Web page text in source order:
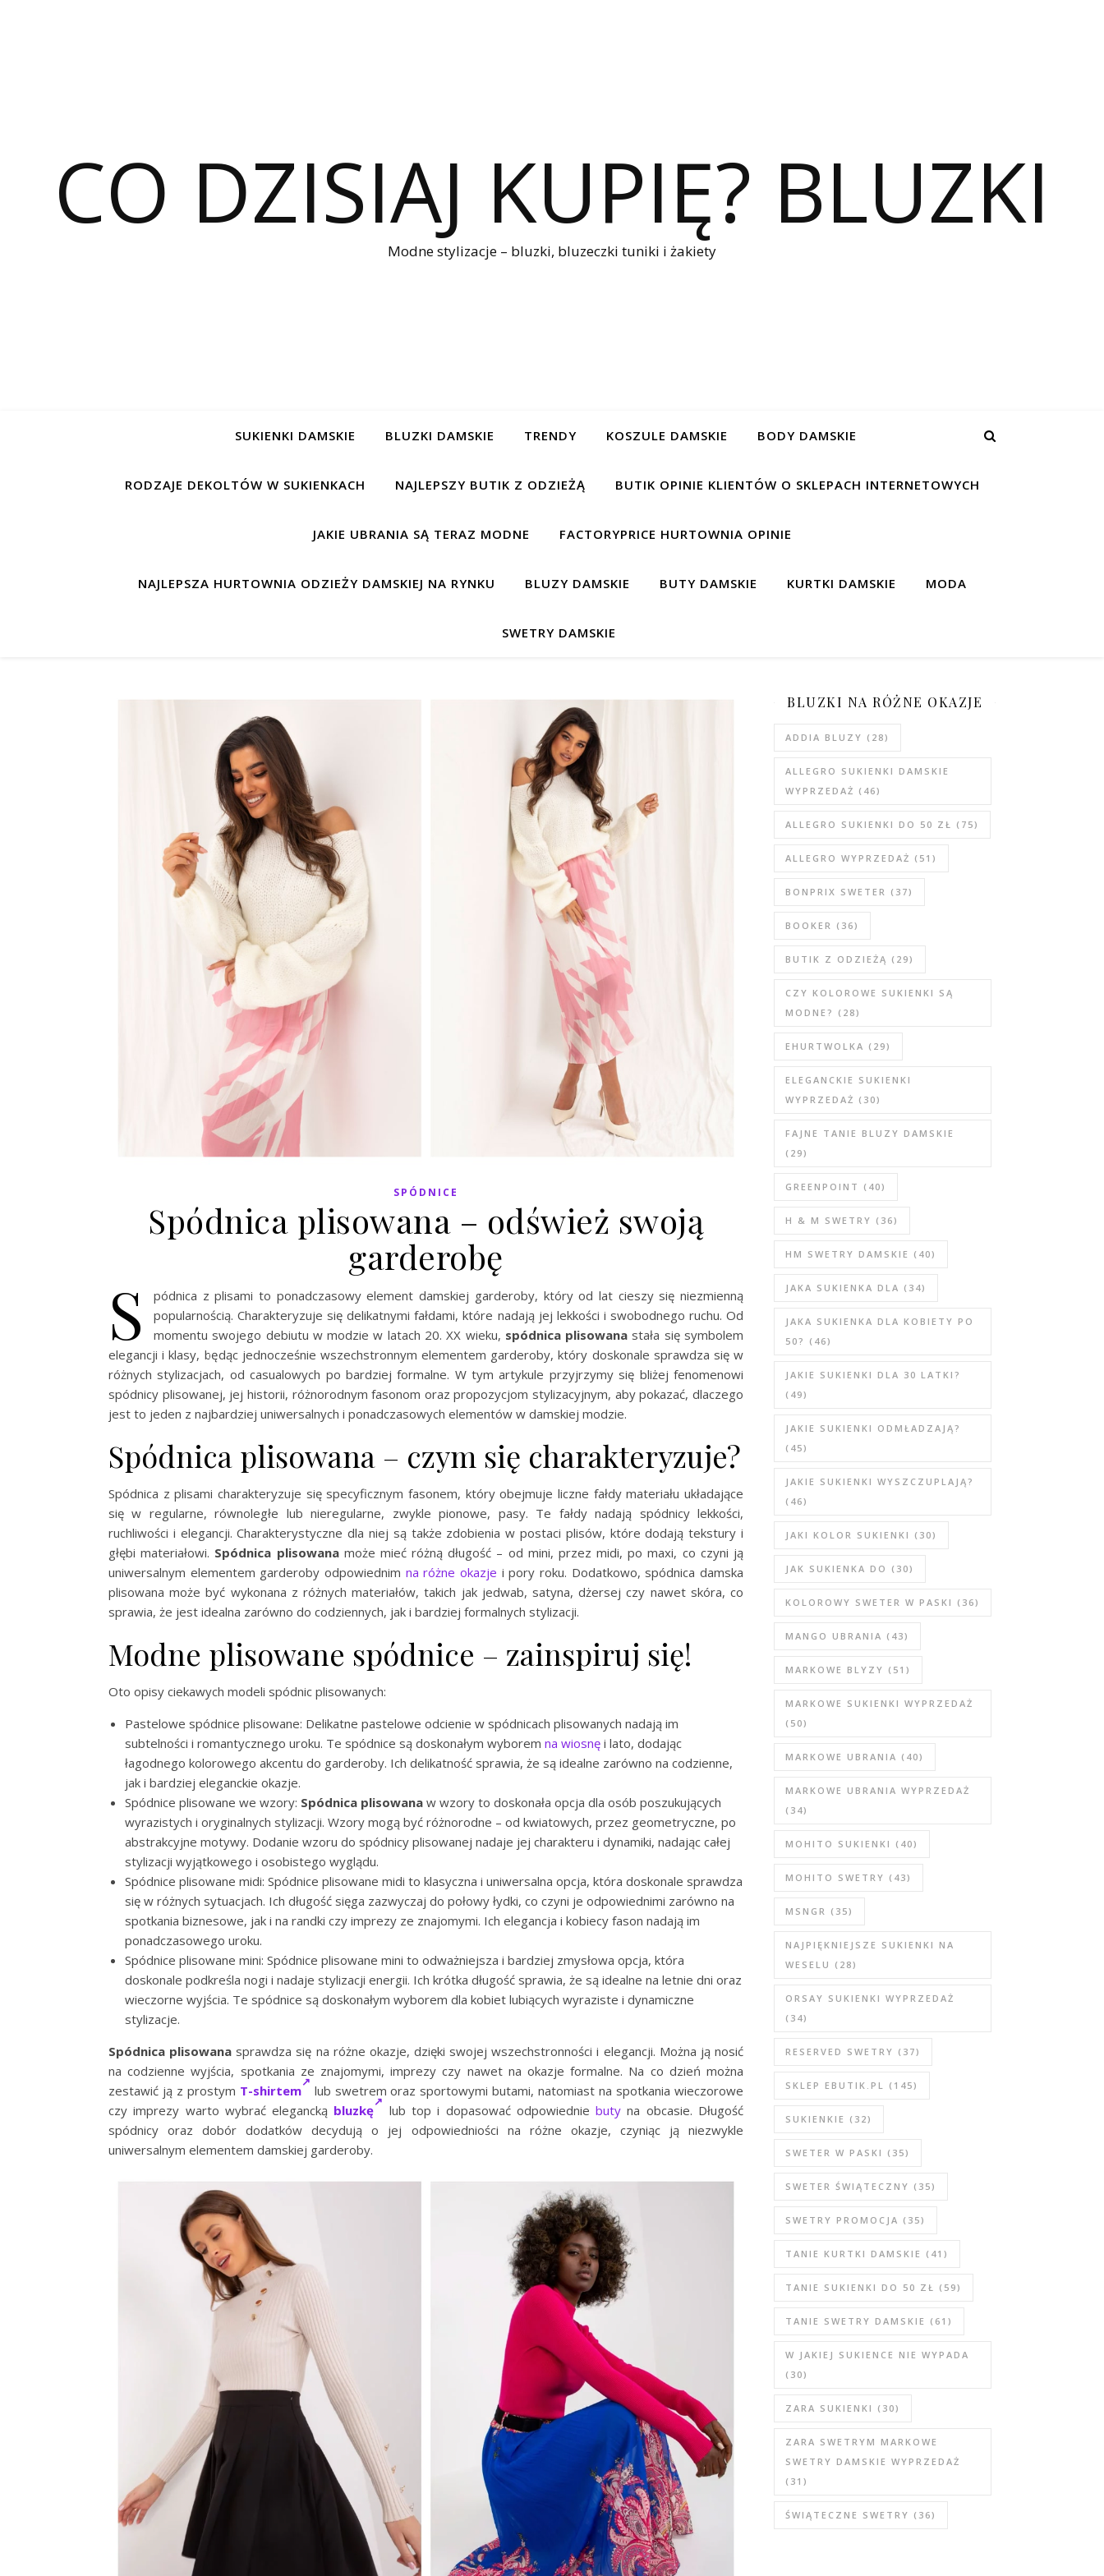
CO DZISIAJ KUPIĘ? BLUZKI
Modne stylizacje – bluzki, bluzeczki tuniki i żakiety
SUKIENKI DAMSKIE BLUZKI DAMSKIE TRENDY KOSZULE DAMSKIE BODY DAMSKIE
RODZAJE DEKOLTÓW W SUKIENKACH NAJLEPSZY BUTIK Z ODZIEŻĄ BUTIK OPINIE KLIENTÓW O SKLEPACH INTERNETOWYCH
JAKIE UBRANIA SĄ TERAZ MODNE FACTORYPRICE HURTOWNIA OPINIE
NAJLEPSZA HURTOWNIA ODZIEŻY DAMSKIEJ NA RYNKU BLUZY DAMSKIE BUTY DAMSKIE KURTKI DAMSKIE MODA
SWETRY DAMSKIE
SPÓDNICE
Spódnica plisowana – odśwież swoją
garderobę
S
pódnica z plisami to ponadczasowy element damskiej garderoby, który od lat cieszy się niezmienną
popularnością. Charakteryzuje się delikatnymi fałdami, które nadają jej lekkości i swobodnego ruchu. Od
momentu swojego debiutu w modzie w latach 20. XX wieku, spódnica plisowana stała się symbolem
elegancji i klasy, będąc jednocześnie wszechstronnym elementem garderoby, który doskonale sprawdza się w
różnych stylizacjach, od casualowych po bardziej formalne. W tym artykule przyjrzymy się bliżej fenomenowi
spódnicy plisowanej, jej historii, różnorodnym fasonom oraz propozycjom stylizacyjnym, aby pokazać, dlaczego
jest to jeden z najbardziej uniwersalnych i ponadczasowych elementów w damskiej modzie.
Spódnica plisowana – czym się charakteryzuje?
Spódnica z plisami charakteryzuje się specyficznym fasonem, który obejmuje liczne fałdy materiału układające
się w regularne, równoległe lub nieregularne, zwykle pionowe, pasy. Te fałdy nadają spódnicy lekkości,
ruchliwości i elegancji. Charakterystyczne dla niej są także zdobienia w postaci plisów, które dodają tekstury i
głębi materiałowi. Spódnica plisowanamoże mieć różną długość – od mini, przez midi, po maxi, co czyni ją
uniwersalnym elementem garderoby odpowiednim na różne okazje i pory roku. Dodatkowo, spódnica damska
plisowana może być wykonana z różnych materiałów, takich jak jedwab, satyna, dżersej czy nawet skóra, co
sprawia, że jest idealna zarówno do codziennych, jak i bardziej formalnych stylizacji.
Modne plisowane spódnice – zainspiruj się!
Oto opisy ciekawych modeli spódnic plisowanych:
Pastelowe spódnice plisowane: Delikatne pastelowe odcienie w spódnicach plisowanych nadają im
subtelności i romantycznego uroku. Te spódnice są doskonałym wyborem na wiosnę i lato, dodając
łagodnego kolorowego akcentu do garderoby. Ich delikatność sprawia, że są idealne zarówno na codzienne,
jak i bardziej eleganckie okazje.
Spódnice plisowane we wzory: Spódnica plisowana w wzory to doskonała opcja dla osób poszukujących
wyrazistych i oryginalnych stylizacji. Wzory mogą być różnorodne – od kwiatowych, przez geometryczne, po
abstrakcyjne motywy. Dodanie wzoru do spódnicy plisowanej nadaje jej charakteru i dynamiki, nadając całej
stylizacji wyjątkowego i osobistego wyglądu.
Spódnice plisowane midi: Spódnice plisowane midi to klasyczna i uniwersalna opcja, która doskonale sprawdza
się w różnych sytuacjach. Ich długość sięga zazwyczaj do połowy łydki, co czyni je odpowiednimi zarówno na
spotkania biznesowe, jak i na randki czy imprezy ze znajomymi. Ich elegancja i kobiecy fason nadają im
ponadczasowego uroku.
Spódnice plisowane mini: Spódnice plisowane mini to odważniejsza i bardziej zmysłowa opcja, która
doskonale podkreśla nogi i nadaje stylizacji energii. Ich krótka długość sprawia, że są idealne na letnie dni oraz
wieczorne wyjścia. Te spódnice są doskonałym wyborem dla kobiet lubiących wyraziste i dynamiczne
stylizacje.
Spódnica plisowana sprawdza się na różne okazje, dzięki swojej wszechstronności i elegancji. Można ją nosić
na codzienne wyjścia, spotkania ze znajomymi, imprezy czy nawet na okazje formalne. Na co dzień można
zestawić ją z prostym T-shirtem
lub swetrem oraz sportowymi butami, natomiast na spotkania wieczorowe
czy imprezy warto wybrać elegancką bluzkę lub top i dopasować odpowiedniebuty na obcasie. Długość
spódnicy oraz dobór dodatków decydują o jej odpowiedniości na różne okazje, czyniąc ją niezwykle
uniwersalnym elementem damskiej garderoby.
BLUZKI NA RÓŻNE OKAZJE
ADDIA BLUZY (28)
ALLEGRO SUKIENKI DAMSKIE
WYPRZEDAŻ (46)
ALLEGRO SUKIENKI DO 50 ZŁ (75)
ALLEGRO WYPRZEDAŻ (51)
BONPRIX SWETER (37)
BOOKER (36)
BUTIK Z ODZIEŻĄ (29)
CZY KOLOROWE SUKIENKI SĄ
MODNE? (28)
EHURTWOLKA (29)
ELEGANCKIE SUKIENKI
WYPRZEDAŻ (30)
FAJNE TANIE BLUZY DAMSKIE
(29)
GREENPOINT (40)
H & M SWETRY (36)
HM SWETRY DAMSKIE (40)
JAKA SUKIENKA DLA (34)
JAKA SUKIENKA DLA KOBIETY PO
50? (46)
JAKIE SUKIENKI DLA 30 LATKI?
(49)
JAKIE SUKIENKI ODMŁADZAJĄ?
(45)
JAKIE SUKIENKI WYSZCZUPLAJĄ?
(46)
JAKI KOLOR SUKIENKI (30)
JAK SUKIENKA DO (30)
KOLOROWY SWETER W PASKI (36)
MANGO UBRANIA (43)
MARKOWE BLYZY (51)
MARKOWE SUKIENKI WYPRZEDAŻ
(50)
MARKOWE UBRANIA (40)
MARKOWE UBRANIA WYPRZEDAŻ
(34)
MOHITO SUKIENKI (40)
MOHITO SWETRY (43)
MSNGR (35)
NAJPIĘKNIEJSZE SUKIENKI NA
WESELU (28)
ORSAY SUKIENKI WYPRZEDAŻ
(34)
RESERVED SWETRY (37)
SKLEP EBUTIK.PL (145)
SUKIENKIE (32)
SWETER W PASKI (35)
SWETER ŚWIĄTECZNY (35)
SWETRY PROMOCJA (35)
TANIE KURTKI DAMSKIE (41)
TANIE SUKIENKI DO 50 ZŁ (59)
TANIE SWETRY DAMSKIE (61)
W JAKIEJ SUKIENCE NIE WYPADA
(30)
ZARA SUKIENKI (30)
ZARA SWETRYM MARKOWE
SWETRY DAMSKIE WYPRZEDAŻ
(31)
ŚWIĄTECZNE SWETRY (36)